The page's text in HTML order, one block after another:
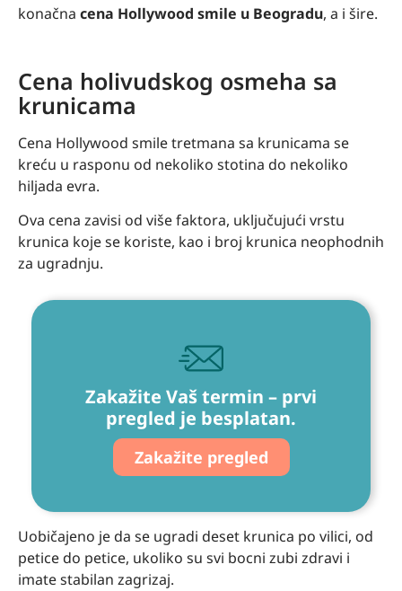
konačna cena Hollywood smile u Beogradu, a i šire.
Cena holivudskog osmeha sa
krunicama
Cena Hollywood smile tretmana sa krunicama se
kreću u rasponu od nekoliko stotina do nekoliko
hiljada evra.
Ova cena zavisi od više faktora, uključujući vrstu
krunica koje se koriste, kao i broj krunica neophodnih
za ugradnju.
Zakažite Vaš termin – prvi
pregled je besplatan.
Zakažite pregled
Uobičajeno je da se ugradi deset krunica po vilici, od
petice do petice, ukoliko su svi bocni zubi zdravi i
imate stabilan zagrizaj.